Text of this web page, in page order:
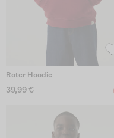
Roter Hoodie
39,99 €